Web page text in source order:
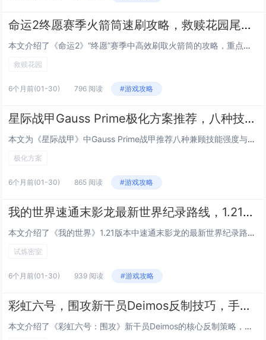
命运2终愿赛季火箭筒速刷攻略，救赎花园尾王三秒击杀的武器与模组搭配
本文介绍了《命运2》“终愿”赛季中高效刷取火箭筒的攻略，重点聚焦于“救赎花园”副本尾王的速杀技巧，通过合理搭配高爆发火箭筒（如“静默誓言”或“末日余晖”）与关键模组（如“过载弹药”“快速装填”“稳定瞄准”），配合队友职业技能协同（如术士的“...
救赎花园
6个月前(01-30) 796 阅读 #游戏攻略
星际战甲Gauss Prime极化方案推荐，八种技能强度与速度兼顾的Forma配置
本文为《星际战甲》中Gauss Prime战甲推荐八种兼顾技能强度与施放速度的极化（Forma）配置方案，针对其四大技能——“超导”“磁暴”“电涌”“闪电奔袭”的协同机制，方案强调在提升技能效率（减少冷却）、强度（增强伤害/效果）与持续时间...
极化方案
6个月前(01-30) 865 阅读 #游戏攻略
我的世界速通末影龙最新世界纪录路线，1.21版本试炼密室刷铁轨机的建造技巧
本文介绍了《我的世界》1.21版本中速通末影龙的最新世界纪录路线，重点解析了高效、稳定的核心技巧与关键跳点优化；同时详细讲解了在试炼密室（Trial Chambers）内建造全自动刷铁轨机的方法，包括利用新生物“哨卫”触发机制、精准控制试炼...
试炼密室
6个月前(01-30) 939 阅读 #游戏攻略
彩虹六号，围攻新干员Deimos反制技巧，手机信号出现时必学的三个反杀身位
本文介绍了《彩虹六号：围攻》新干员Deimos的核心反制策略，重点聚焦其标志性技能“手机信号干扰器”（Signal Jammer）触发时的应对技巧，当Deimos部署该装置并激活时，会强制所有未受保护的进攻方干员进入短暂眩晕与定位暴露状态，...